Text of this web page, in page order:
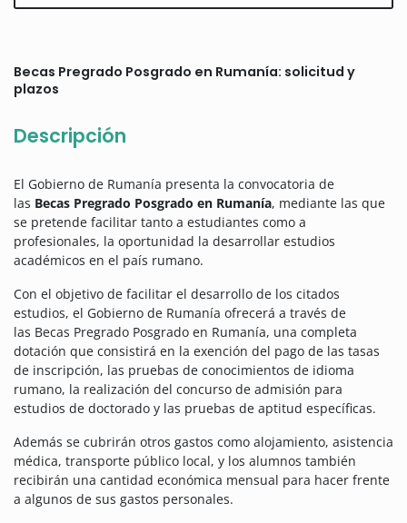
Becas Pregrado Posgrado en Rumanía: solicitud y
plazos
Descripción
El Gobierno de Rumanía presenta la convocatoria de
las Becas Pregrado Posgrado en Rumanía, mediante las que
se pretende facilitar tanto a estudiantes como a
profesionales, la oportunidad la desarrollar estudios
académicos en el país rumano.
Con el objetivo de facilitar el desarrollo de los citados
estudios, el Gobierno de Rumanía ofrecerá a través de
las Becas Pregrado Posgrado en Rumanía, una completa
dotación que consistirá en la exención del pago de las tasas
de inscripción, las pruebas de conocimientos de idioma
rumano, la realización del concurso de admisión para
estudios de doctorado y las pruebas de aptitud específicas.
Además se cubrirán otros gastos como alojamiento, asistencia
médica, transporte público local, y los alumnos también
recibirán una cantidad económica mensual para hacer frente
a algunos de sus gastos personales.